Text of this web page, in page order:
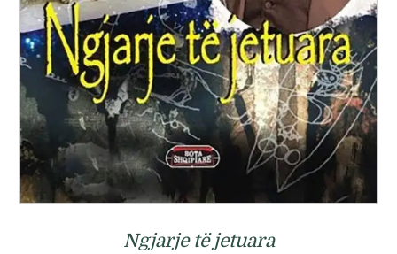
Ngjarje të jetuara